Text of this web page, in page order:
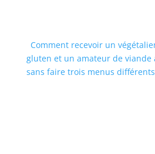
Comment recevoir un
gluten et un amateur de viande
sans faire trois menus